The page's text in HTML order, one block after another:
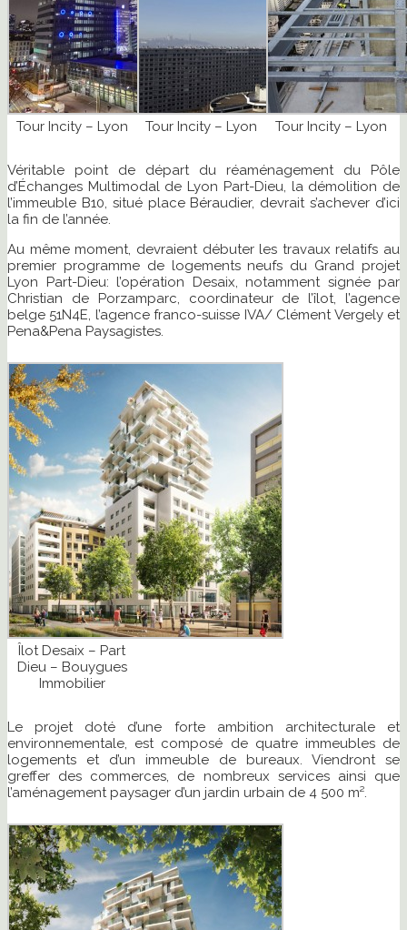
Tour Incity – Lyon Tour Incity – Lyon Tour Incity – Lyon
Véritable point de départ du réaménagement du Pôle
d’Échanges Multimodal de Lyon Part-Dieu, la démolition de
l’immeuble B10, situé place Béraudier, devrait s’achever d’ici
la fin de l’année.
Au même moment, devraient débuter les travaux relatifs au
premier programme de logements neufs du Grand projet
Lyon Part-Dieu: l’opération Desaix, notamment signée par
Christian de Porzamparc, coordinateur de l’îlot, l’agence
belge 51N4E, l’agence franco-suisse IVA/ Clément Vergely et
Pena&Pena Paysagistes.
Îlot Desaix – Part
Dieu – Bouygues
Immobilier
Le projet doté d’une forte ambition architecturale et
environnementale, est composé de quatre immeubles de
logements et d’un immeuble de bureaux. Viendront se
greffer des commerces, de nombreux services ainsi que
l’aménagement paysager d’un jardin urbain de 4 500 m².